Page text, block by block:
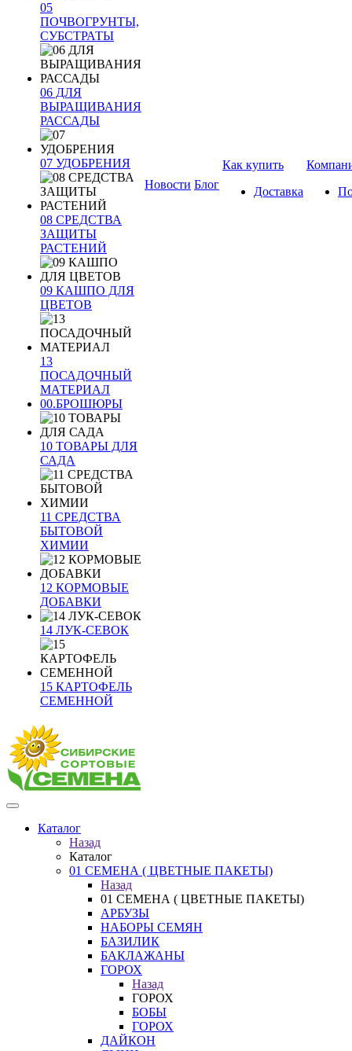
05
ПОЧВОГРУНТЫ,
СУБСТРАТЫ
06 ДЛЯ
ВЫРАЩИВАНИЯ
РАССАДЫ
07 УДОБРЕНИЯ
08 СРЕДСТВА
ЗАЩИТЫ
РАСТЕНИЙ
09 КАШПО ДЛЯ
ЦВЕТОВ
13
ПОСАДОЧНЫЙ
МАТЕРИАЛ
00.БРОШЮРЫ
10 ТОВАРЫ ДЛЯ
САДА
11 СРЕДСТВА
БЫТОВОЙ
ХИМИИ
12 КОРМОВЫЕ
ДОБАВКИ
14 ЛУК-СЕВОК
15 КАРТОФЕЛЬ
СЕМЕННОЙ
Новости Блог
Как купить
Доставка
Каталог
Назад
Каталог
01 СЕМЕНА ( ЦВЕТНЫЕ ПАКЕТЫ)
Назад
01 СЕМЕНА ( ЦВЕТНЫЕ ПАКЕТЫ)
АРБУЗЫ
НАБОРЫ СЕМЯН
БАЗИЛИК
БАКЛАЖАНЫ
ГОРОХ
Назад
ГОРОХ
БОБЫ
ГОРОХ
ДАЙКОН